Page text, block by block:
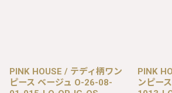
PINK HOUSE / テディ柄ワン
ピース ベージュ O-26-08-
PINK
ンピー